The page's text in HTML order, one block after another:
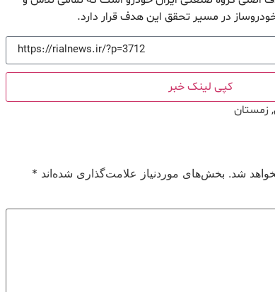
در مسیر تحقق این هدف قرار دارد.
کپی لینک خبر
,زمستان
شد. بخش‌های موردنیاز علامت‌گذاری شده‌اند *